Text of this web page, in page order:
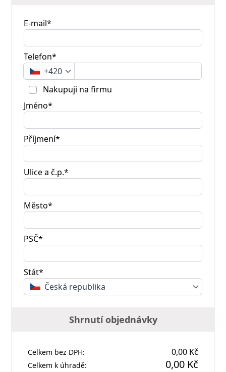
E-mail*
Telefon*
+420
Nakupuji na firmu
Jméno*
Příjmení*
Ulice a č.p.*
Město*
PSČ*
Stát*
Česká republika
Shrnutí objednávky
Celkem bez DPH: 0,00 Kč
Celkem k úhradě: 0,00 Kč